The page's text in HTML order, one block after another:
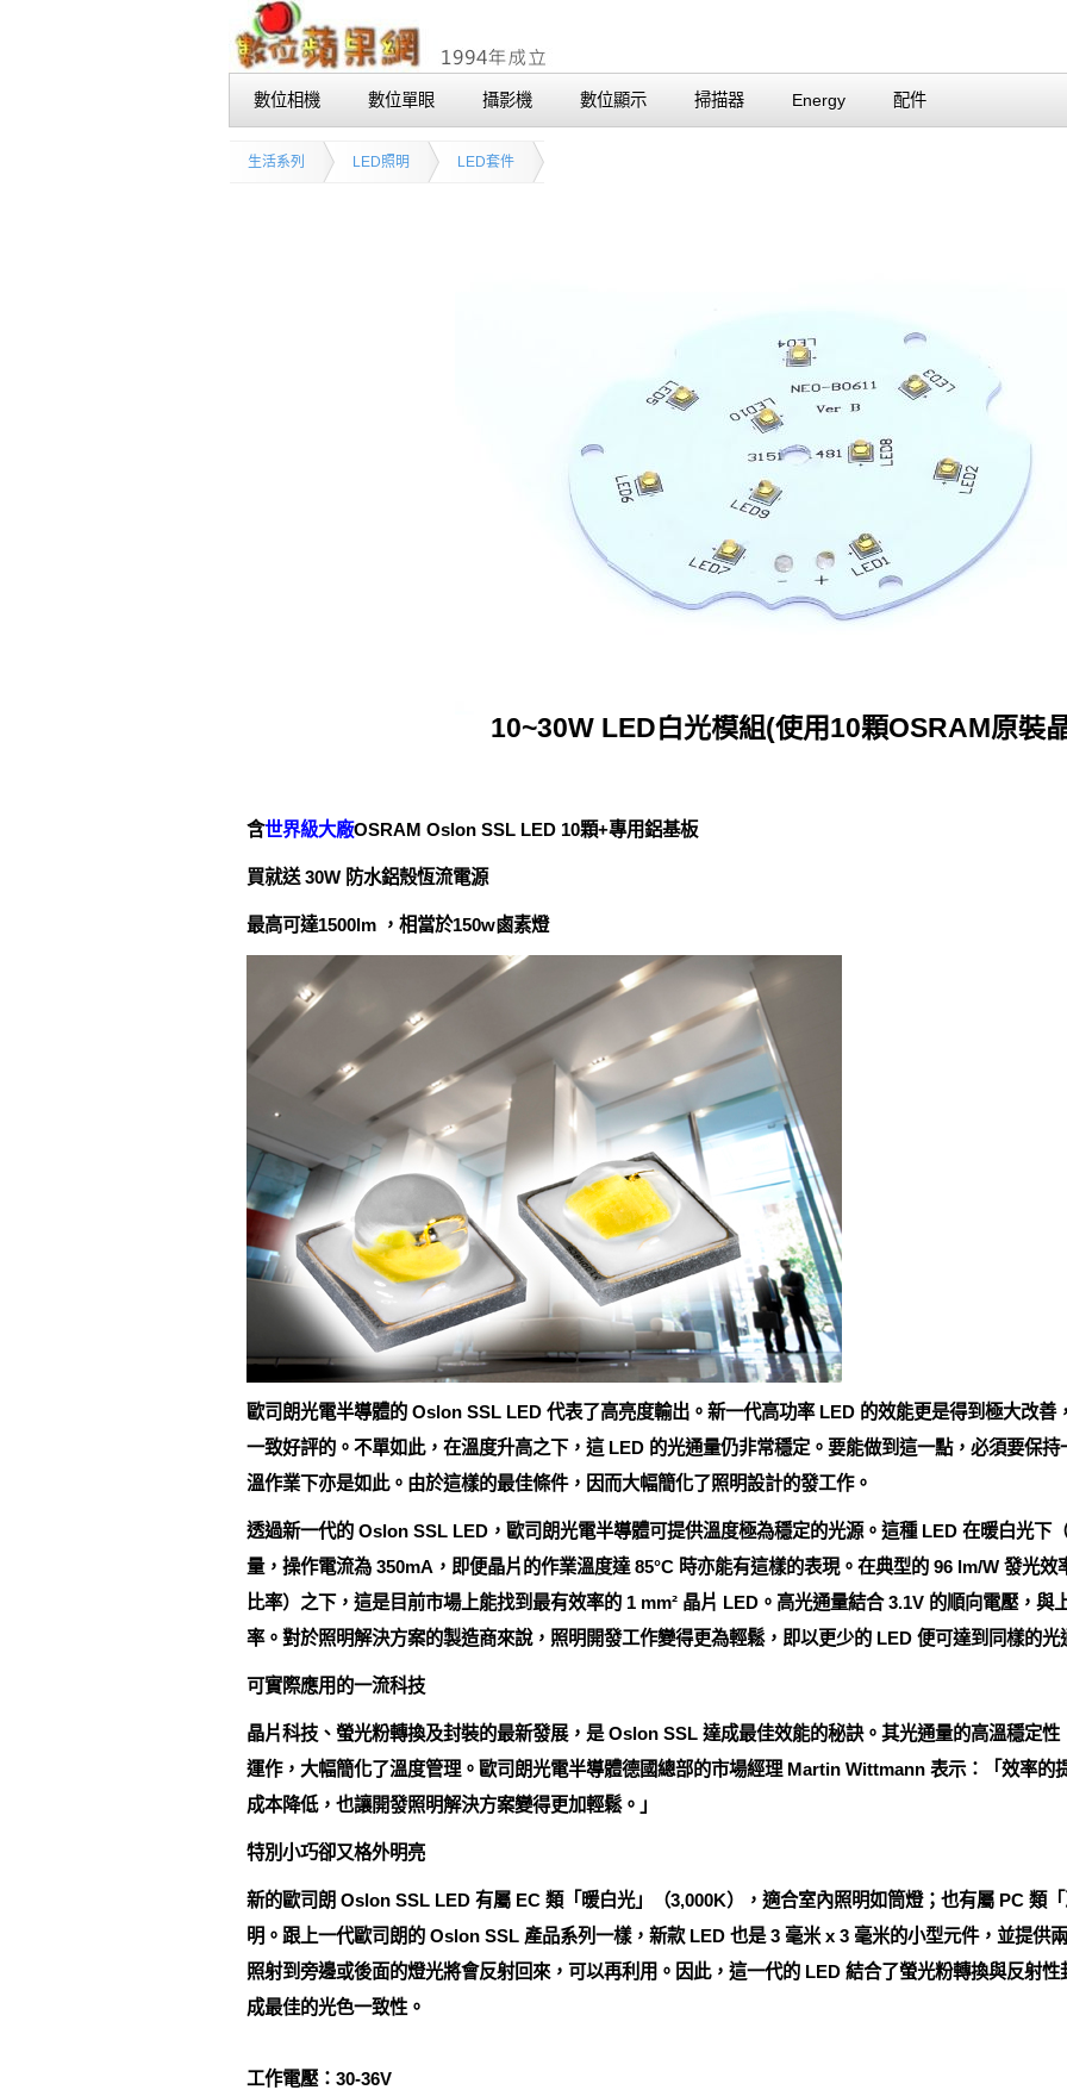
數位相機 數位單眼 攝影機 數位顯示 掃描器 Energy 配件
生活系列 LED照明 LED套件
10~30W LED白光模組(使用10顆OSRAM原裝
含世界級大廠OSRAM Oslon SSL LED 10顆+專用鋁基板
買就送 30W 防水鋁殼恆流電源
最高可達1500lm ，相當於150w鹵素燈
歐司朗光電半導體的 Oslon SSL LED 代表了高亮度輸出。新一代高功率 LED 的效能更是得到極大改善
一致好評的。不單如此，在溫度升高之下，這 LED 的光通量仍非常穩定。要能做到這一點，必須要保
溫作業下亦是如此。由於這樣的最佳條件，因而大幅簡化了照明設計的發工作。
透過新一代的 Oslon SSL LED，歐司朗光電半導體可提供溫度極為穩定的光源。這種 LED 在暖白光下
量，操作電流為 350mA，即便晶片的作業溫度達 85°C 時亦能有這樣的表現。在典型的 96 lm/W 發光
比率）之下，這是目前市場上能找到最有效率的 1 mm² 晶片 LED。高光通量結合 3.1V 的順向電壓，與
率。對於照明解決方案的製造商來說，照明開發工作變得更為輕鬆，即以更少的 LED 便可達到同樣的
可實際應用的一流科技
晶片科技、螢光粉轉換及封裝的最新發展，是 Oslon SSL 達成最佳效能的秘訣。其光通量的高溫穩定
運作，大幅簡化了溫度管理。歐司朗光電半導體德國總部的市場經理 Martin Wittmann 表示：「效率的
成本降低，也讓開發照明解決方案變得更加輕鬆。」
特別小巧卻又格外明亮
新的歐司朗 Oslon SSL LED 有屬 EC 類「暖白光」（3,000K），適合室內照明如筒燈；也有屬 PC 類
明。跟上一代歐司朗的 Oslon SSL 產品系列一樣，新款 LED 也是 3 毫米 x 3 毫米的小型元件，並提供
照射到旁邊或後面的燈光將會反射回來，可以再利用。因此，這一代的 LED 結合了螢光粉轉換與反射
成最佳的光色一致性。
工作電壓：30-36V